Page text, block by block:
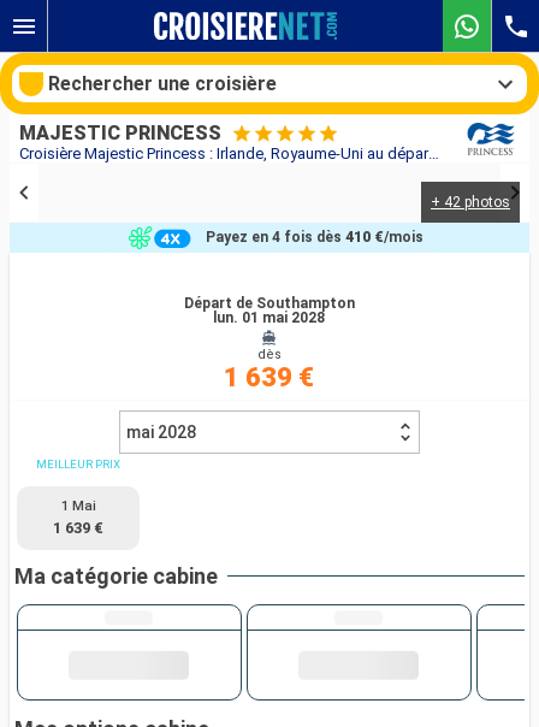
Croisière Majestic Princess : Irlande, Royaume-Uni au départ de Southampton
MAJESTIC PRINCESS
+ 42 photos
Départ de Southampton
lun. 01 mai 2028
dès
1 639 €
Payez en 4 fois dès 410 €/mois
mai 2028
MEILLEUR PRIX
1 Mai
1 639 €
Ma catégorie cabine
Rechercher une croisière
Compagnies
Rechercher